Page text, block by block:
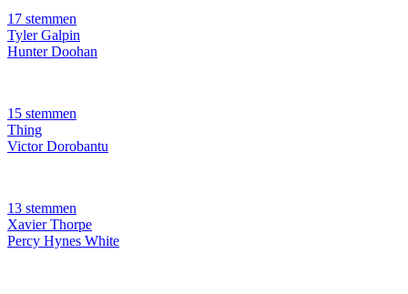
17 stemmen
Tyler Galpin
Hunter Doohan
15 stemmen
Thing
Victor Dorobantu
13 stemmen
Xavier Thorpe
Percy Hynes White